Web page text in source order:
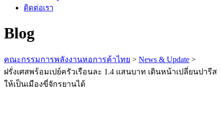
ติดต่อเรา
Blog
คณะกรรมการพลังงานหอการค้าไทย > News & Update >
ฝรั่งเศสพร้อมเปย์ครัวเรือนละ 1.4 แสนบาท เดินหน้าเปลี่ยนปารีส
ให้เป็นเมืองขี่จักรยานได้